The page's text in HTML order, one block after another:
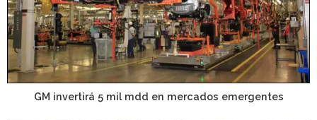
GM invertirá 5 mil mdd en mercados emergentes